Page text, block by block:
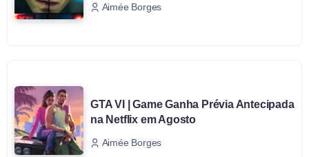
Aimée Borges
GTA VI | Game Ganha Prévia Antecipada
na Netflix em Agosto
Aimée Borges